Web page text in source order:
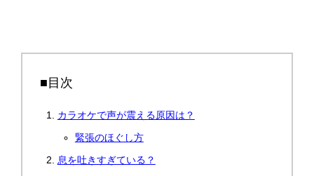
■目次
カラオケで声が震える原因は？
緊張のほぐし方
息を吐きすぎている？